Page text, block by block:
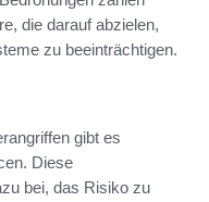
die darauf abzielen,
zu beeinträchtigen.
gibt es
Diese
bei, das Risiko zu